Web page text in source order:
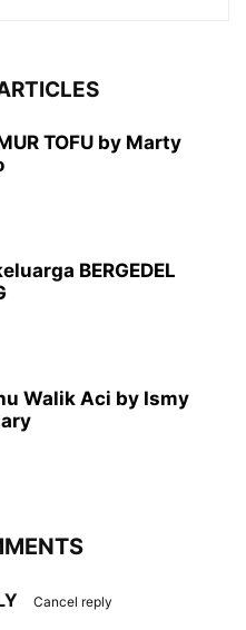
TOFU by Marty
BERGEDEL
Walik Aci by Ismy
Cancel reply